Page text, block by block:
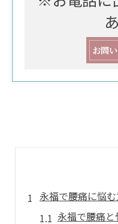
お問
永福で腰痛に悩
永福で腰痛